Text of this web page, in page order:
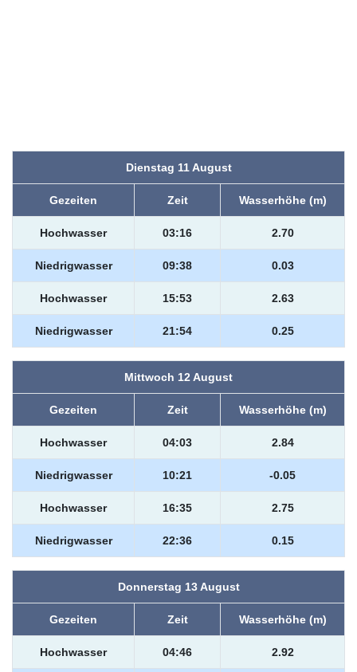
Dienstag 11 August
Gezeiten Zeit Wasserhöhe (m)
Hochwasser 03:16 2.70
Niedrigwasser 09:38 0.03
Hochwasser 15:53 2.63
Niedrigwasser 21:54 0.25
Mittwoch 12 August
Gezeiten Zeit Wasserhöhe (m)
Hochwasser 04:03 2.84
Niedrigwasser 10:21 -0.05
Hochwasser 16:35 2.75
Niedrigwasser 22:36 0.15
Donnerstag 13 August
Gezeiten Zeit Wasserhöhe (m)
Hochwasser 04:46 2.92